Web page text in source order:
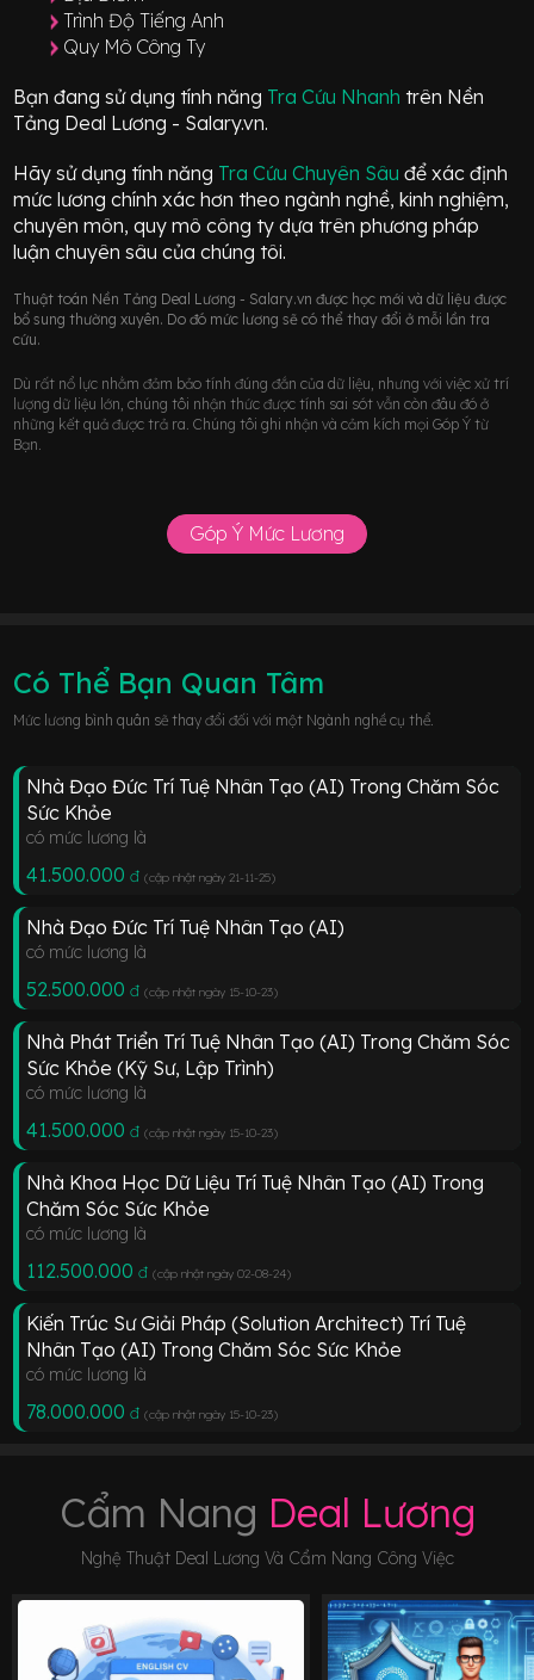
Trình Độ Tiếng Anh
Quy Mô Công Ty
Bạn đang sử dụng tính năng Tra Cứu Nhanh trên Nền
Tảng Deal Lương - Salary.vn.
Hãy sử dụng tính năng Tra Cứu Chuyên Sâuđể xác định
mức lương chính xác hơn theo ngành nghề, kinh nghiệm,
chuyên môn, quy mô công ty dựa trên phương pháp
luận chuyên sâu của chúng tôi.
Thuật toán Nền Tảng Deal Lương - Salary.vn được học mới và dữ liệu được
bổ sung thường xuyên. Do đó mức lương sẽ có thể thay đổi ở mỗi lần tra
cứu.
Dù rất nổ lực nhằm đảm bảo tính đúng đắn của dữ liệu, nhưng với việc xử trí
lượng dữ liệu lớn, chúng tôi nhận thức được tính sai sót vẫn còn đâu đó ở
những kết quả được trả ra. Chúng tôi ghi nhận và cảm kích mọi Góp Ý từ
Bạn.
Góp Ý Mức Lương
Có Thể Bạn Quan Tâm
Mức lương bình quân sẽ thay đổi đối với một Ngành nghề cụ thể.
Nhà Đạo Đức Trí Tuệ Nhân Tạo (AI) Trong Chăm Sóc
Sức Khỏe
có mức lương là
41.500.000 đ (cập nhật ngày 21-11-25)
Nhà Đạo Đức Trí Tuệ Nhân Tạo (AI)
có mức lương là
52.500.000 đ (cập nhật ngày 15-10-23)
Nhà Phát Triển Trí Tuệ Nhân Tạo (AI) Trong Chăm Sóc
Sức Khỏe (Kỹ Sư, Lập Trình)
có mức lương là
41.500.000 đ (cập nhật ngày 15-10-23)
Nhà Khoa Học Dữ Liệu Trí Tuệ Nhân Tạo (AI) Trong
Chăm Sóc Sức Khỏe
có mức lương là
112.500.000 đ (cập nhật ngày 02-08-24)
Kiến Trúc Sư Giải Pháp (Solution Architect) Trí Tuệ
Nhân Tạo (AI) Trong Chăm Sóc Sức Khỏe
có mức lương là
78.000.000 đ (cập nhật ngày 15-10-23)
Cẩm Nang Deal Lương
Nghệ Thuật Deal Lương Và Cẩm Nang Công Việc